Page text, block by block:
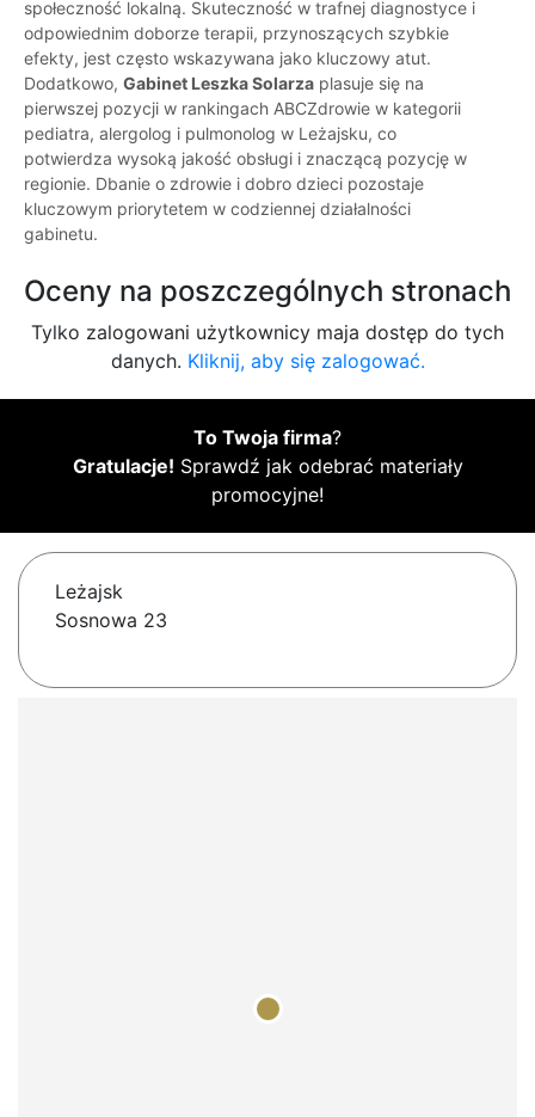
społeczność lokalną. Skuteczność w trafnej diagnostyce i
odpowiednim doborze terapii, przynoszących szybkie
efekty, jest często wskazywana jako kluczowy atut.
Dodatkowo, Gabinet Leszka Solarza plasuje się na
pierwszej pozycji w rankingach ABCZdrowie w kategorii
pediatra, alergolog i pulmonolog w Leżajsku, co
potwierdza wysoką jakość obsługi i znaczącą pozycję w
regionie. Dbanie o zdrowie i dobro dzieci pozostaje
kluczowym priorytetem w codziennej działalności
gabinetu.
Oceny na poszczególnych stronach
Tylko zalogowani użytkownicy maja dostęp do tych
danych. Kliknij, aby się zalogować.
To Twoja firma?
Gratulacje! Sprawdź jak odebrać materiały
promocyjne!
Leżajsk
Sosnowa 23